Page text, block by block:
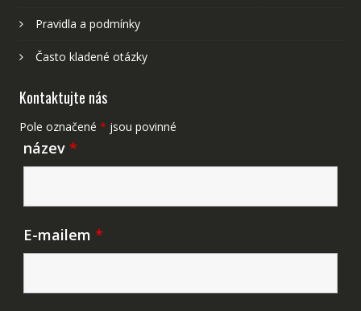
Pravidla a podmínky
Často kladené otázky
Kontaktujte nás
Pole označené * jsou povinné
název *
E-mailem *